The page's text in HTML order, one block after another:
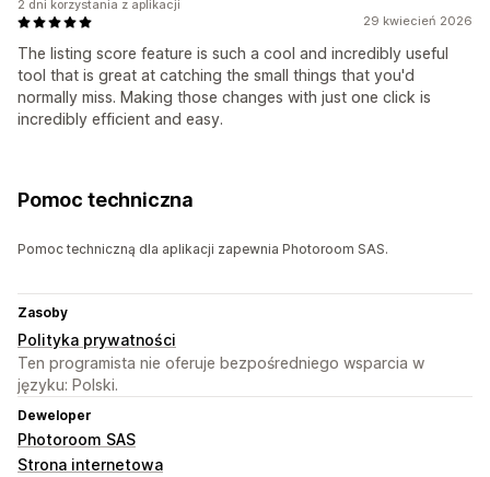
29 kwiecień 2026
The listing score feature is such a cool and incredibly useful
tool that is great at catching the small things that you'd
normally miss. Making those changes with just one click is
incredibly efficient and easy.
2 dni korzystania z aplikacji
Pomoc techniczna
Pomoc techniczną dla aplikacji zapewnia Photoroom SAS.
Zasoby
Polityka prywatności
Ten programista nie oferuje bezpośredniego wsparcia w
języku: Polski.
Deweloper
Photoroom SAS
Strona internetowa